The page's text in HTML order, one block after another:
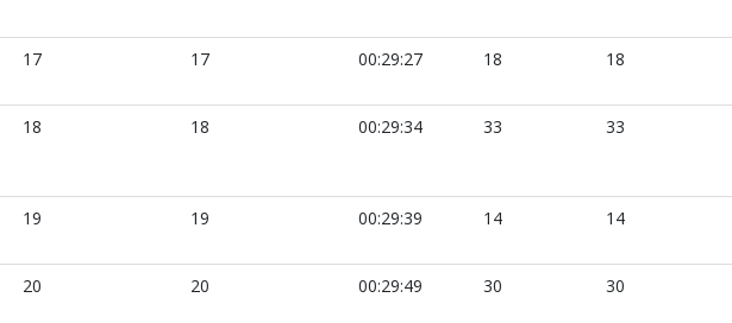
17 17 00:29:27 18 18
18 18 00:29:34 33 33
19 19 00:29:39 14 14
20 20 00:29:49 30 30